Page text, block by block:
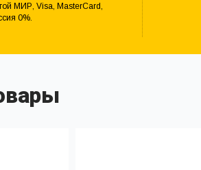
МИР, Visa, MasterCard,
0%.